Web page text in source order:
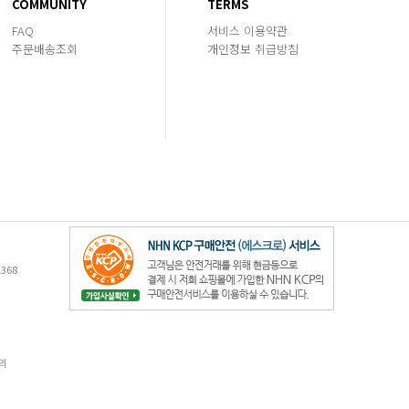
COMMUNITY
FAQ
주문배송조회
TERMS
서비스 이용약관
개인정보 취급방침